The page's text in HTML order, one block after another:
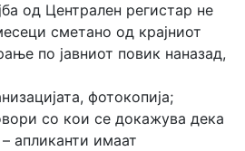
од Централен регистар не
сметано од крајниот
по јавниот повик наназад,
фотокопија;
со кои се докажува дека
апликанти имаат